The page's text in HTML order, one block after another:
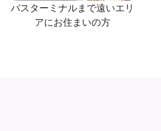
バスターミナルまで遠いエリ
アにお住まいの方